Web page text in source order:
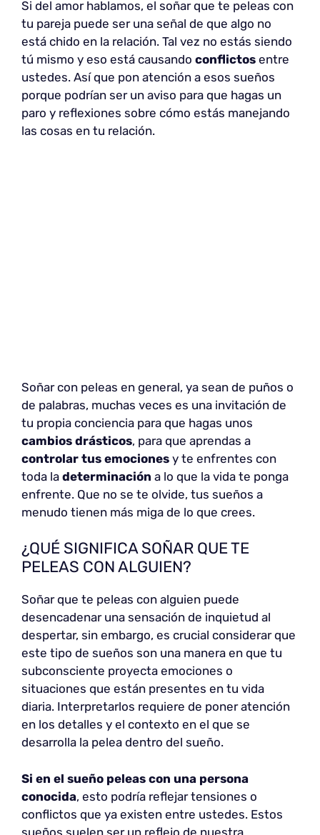
Si del amor hablamos, el soñar que te peleas con
tu pareja puede ser una señal de que algo no
está chido en la relación. Tal vez no estás siendo
tú mismo y eso está causando conflictos entre
ustedes. Así que pon atención a esos sueños
porque podrían ser un aviso para que hagas un
paro y reflexiones sobre cómo estás manejando
las cosas en tu relación.
Soñar con peleas en general, ya sean de puños o
de palabras, muchas veces es una invitación de
tu propia conciencia para que hagas unos
cambios drásticos, para que aprendas a
controlar tus emociones y te enfrentes con
toda la determinación a lo que la vida te ponga
enfrente. Que no se te olvide, tus sueños a
menudo tienen más miga de lo que crees.
¿QUÉ SIGNIFICA SOÑAR QUE TE
PELEAS CON ALGUIEN?
Soñar que te peleas con alguien puede
desencadenar una sensación de inquietud al
despertar, sin embargo, es crucial considerar que
este tipo de sueños son una manera en que tu
subconsciente proyecta emociones o
situaciones que están presentes en tu vida
diaria. Interpretarlos requiere de poner atención
en los detalles y el contexto en el que se
desarrolla la pelea dentro del sueño.
Si en el sueño peleas con una persona
conocida, esto podría reflejar tensiones o
conflictos que ya existen entre ustedes. Estos
sueños suelen ser un reflejo de nuestra